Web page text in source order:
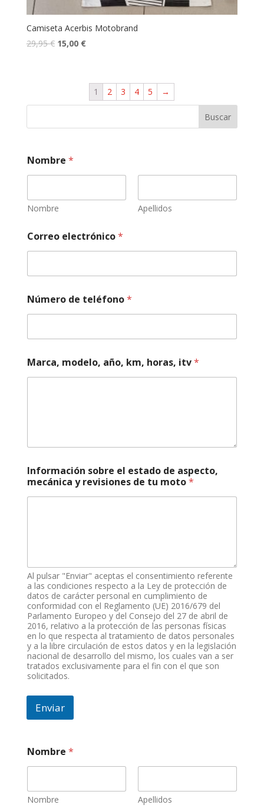
Camiseta Acerbis Motobrand
29,95€ 15,00 €
1 2 3 4 5 →
Buscar
Nombre *
Nombre Apellidos
Correo electrónico*
Número de teléfono*
Marca, modelo, año, km, horas, itv*
u
a
ñ
d
o
Información sobre el estado de aspecto,
mecánica y revisiones de tu moto*
Al pulsar "Enviar" aceptas el consentimiento referente
a las condiciones respecto a la Ley de protección de
datos de carácter personal en cumplimiento de
conformidad con el Reglamento (UE) 2016/679 del
Parlamento Europeo y del Consejo del 27 de abril de
2016, relativo a la protección de las personas físicas
en lo que respecta al tratamiento de datos personales
y a la libre circulación de estos datos y en la legislación
nacional de desarrollo del mismo, los cuales van a ser
tratados exclusivamente para el fin con el que son
solicitados.
Enviar
Nombre *
Nombre Apellidos